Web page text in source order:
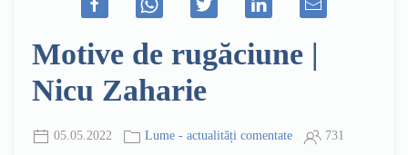
Motive de rugăciune |
Nicu Zaharie
05.05.2022 Lume - actualități comentate 731